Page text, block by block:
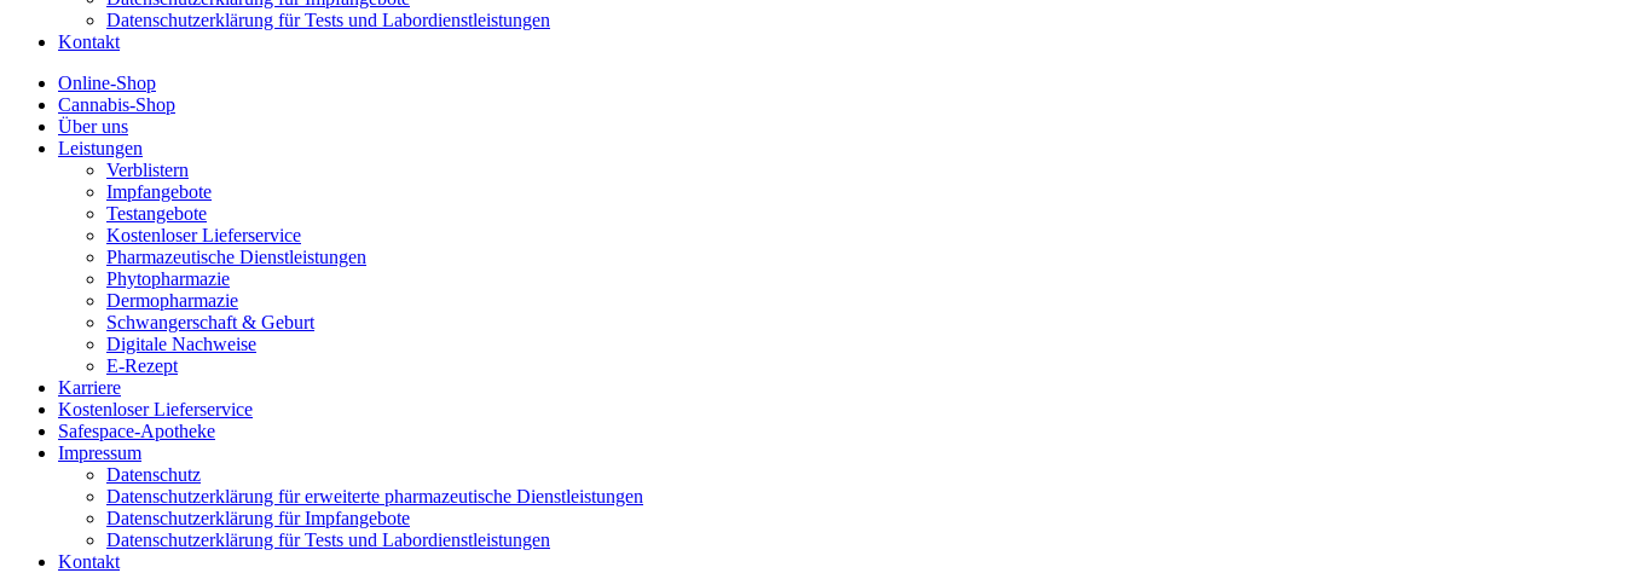
Datenschutzerklärung für Tests und Labordienstleistungen
Kontakt
Online-Shop
Cannabis-Shop
Über uns
Leistungen
Verblistern
Impfangebote
Testangebote
Kostenloser Lieferservice
Pharmazeutische Dienstleistungen
Phytopharmazie
Dermopharmazie
Schwangerschaft & Geburt
Digitale Nachweise
E-Rezept
Karriere
Kostenloser Lieferservice
Safespace-Apotheke
Impressum
Datenschutz
Datenschutzerklärung für erweiterte pharmazeutische Dienstleistungen
Datenschutzerklärung für Impfangebote
Datenschutzerklärung für Tests und Labordienstleistungen
Kontakt